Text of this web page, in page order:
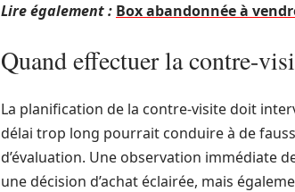
Lire également : Box abandonnée à
Quand effectuer la contre-
La planification de la contre-visite doit
délai trop long pourrait conduire à de
d’évaluation. Une observation immédiate
une décision d’achat éclairée, mais